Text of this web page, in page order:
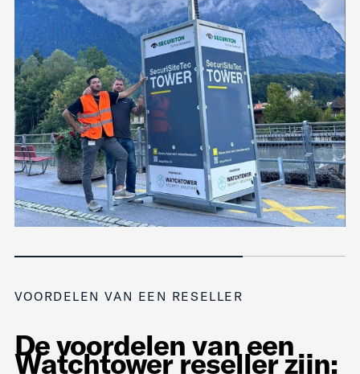
VOORDELEN VAN EEN RESELLER
De voordelen van een
Watchtower reseller zijn: